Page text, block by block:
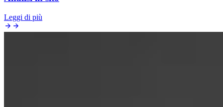
Leggi di più